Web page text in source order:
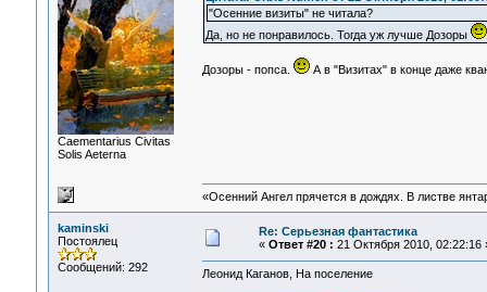
Сaementarius Civitas
Solis Aeterna
"Осенние визиты" не читала?
Да, но не понравилось. Тогда уж лучше Дозоры
Дозоры - попса. А в "Визитах" в конце даже
«Осенний Ангел прячется в дождях. В листве
kaminski
Постоялец
Сообщений: 292
Re: Серьезная фантастика
« Ответ #20 : 21 Октября 2010, 02:22:16
Леонид Каганов, На поселение